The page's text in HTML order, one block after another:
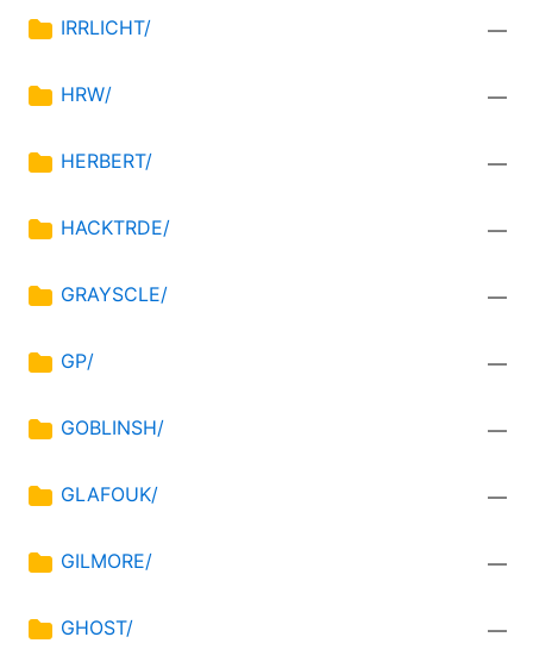
IRRLICHT/ —
HRW/ —
HERBERT/ —
HACKTRDE/ —
GRAYSCLE/ —
GP/ —
GOBLINSH/ —
GLAFOUK/ —
GILMORE/ —
GHOST/ —